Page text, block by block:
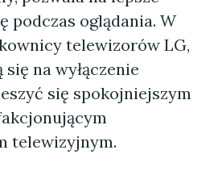
podczas oglądania. W
telewizorów LG,
na wyłączenie
się spokojniejszym
telewizyjnym.